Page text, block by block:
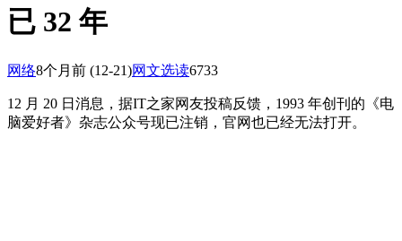
已 32 年
网络8个月前 (12-21)网文选读6733
12 月 20 日消息，据IT之家网友投稿反馈，1993 年创刊的《电
脑爱好者》杂志公众号现已注销，官网也已经无法打开。